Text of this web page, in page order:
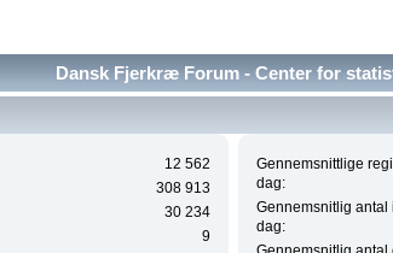
Dansk Fjerkræ Forum - Center for
12 562
308 913
30 234
9
Gennemsnittlige
dag:
Gennemsnitlig
dag: